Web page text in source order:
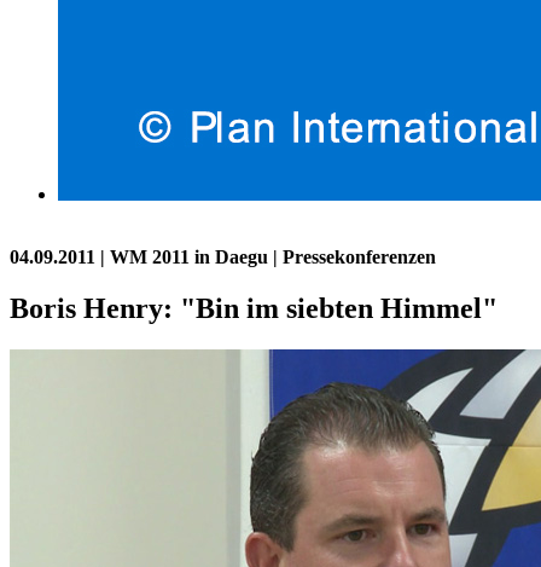
04.09.2011 | WM 2011 in Daegu | Pressekonferenzen
Boris Henry: "Bin im siebten Himmel"